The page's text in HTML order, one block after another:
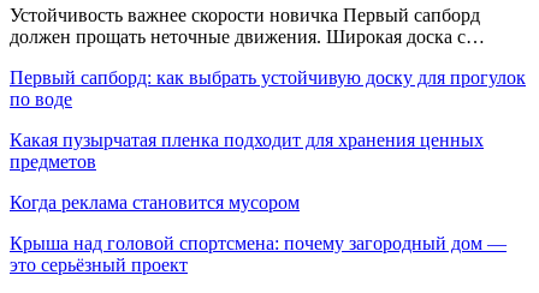
Устойчивость важнее скорости новичка Первый сапборд
должен прощать неточные движения. Широкая доска с…
Первый сапборд: как выбрать устойчивую доску для прогулок
по воде
Какая пузырчатая пленка подходит для хранения ценных
предметов
Когда реклама становится мусором
Крыша над головой спортсмена: почему загородный дом —
это серьёзный проект